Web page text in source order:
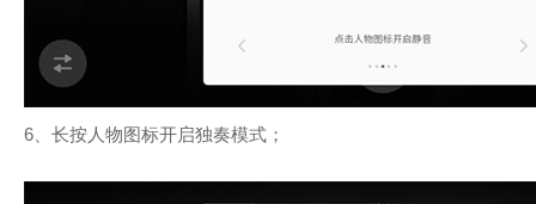
6、长按人物图标开启独奏模式；